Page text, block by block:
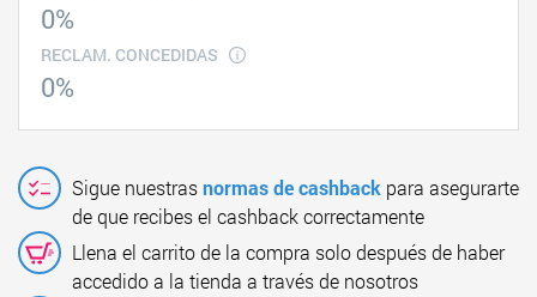
0%
RECLAM. CONCEDIDAS
0%
Sigue nuestrasnormas de cashback para asegurarte
de que recibes el cashback correctamente
Llena el carrito de la compra solo después de haber
accedido a la tienda a través de nosotros